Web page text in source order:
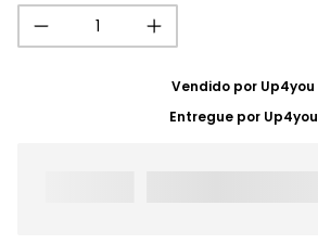
Vendido por Up4you
Entregue por Up4you